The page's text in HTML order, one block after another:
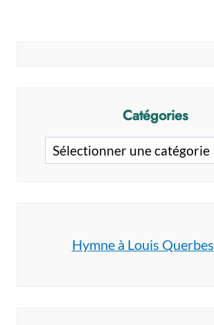
Catégories
Catégories
Hymne à Louis Querbes